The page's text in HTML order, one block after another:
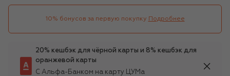
10% бонусов за первую покупку Подробнее
20% кешбэк для чёрной карты и 8% кешбэк для
оранжевой карты
С Альфа-Банком на карту ЦУМа